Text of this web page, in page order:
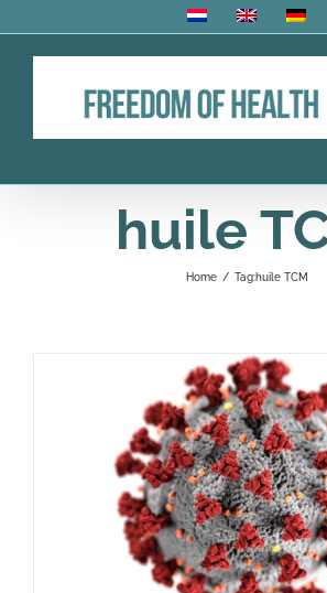
to
huile
Home / Tag:huile TCM